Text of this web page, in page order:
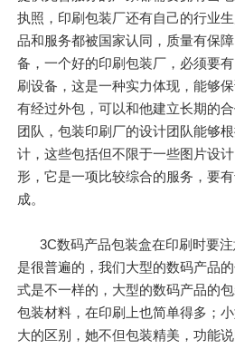
执照，印刷包装厂还有自己的行业
品和服务都被国家认同，质量有保
备，一个好的印刷包装厂，必须要
刷设备，这是一种实力体现，能够
有经过外包，可以和他建立长期的
团队，包装印刷厂的设计团队能够
计，这些包括但不限于一些图片设
形，它是一项比较综合的服务，要
成。
3C数码产品包装盒在印刷时要
是很普遍的，我们大型的数码产品
式是不一样的，大型的数码产品的
包装材料，在印刷上也简单得多；
大的区别，她不但包装精美，功能